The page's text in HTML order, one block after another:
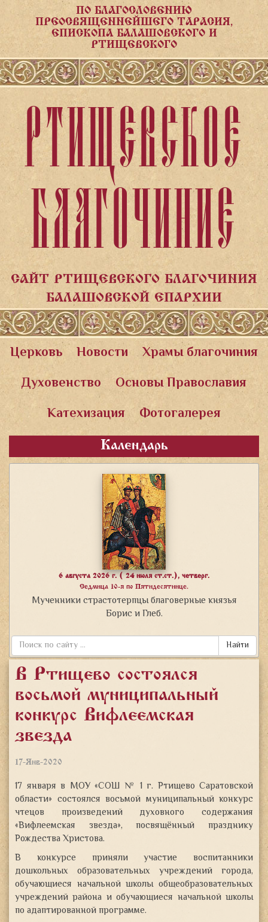
ПО БЛАГОСЛОВЕНИЮ
ПРЕОСВЯЩЕННЕЙШЕГО ТАРАСИЯ,
ЕПИСКОПА БАЛАШОВСКОГО И
РТИЩЕВСКОГО
РТИЩЕВСКОЕ
БЛАГОЧИНИЕ
САЙТ РТИЩЕВСКОГО БЛАГОЧИНИЯ
БАЛАШОВСКОЙ ЕПАРХИИ
Церковь Новости
Храмы благочиния
Духовенство
Основы Православия
Катехизация
Фотогалерея
Календарь
6 августа 2026 г. ( 24 июля ст.ст.), четверг.
Седмица 10-я по Пятидесятнице.
Мученники страстотерпцы благоверные князья
Борис и Глеб.
Найти
В Ртищево состоялся
восьмой муниципальный
конкурс «Вифлеемская
звезда»
17-Янв-2020
17 января в МОУ «СОШ № 1 г. Ртищево Саратовской
области» состоялся восьмой муниципальный конкурс
чтецов произведений духовного содержания
«Вифлеемская звезда», посвящённый празднику
Рождества Христова.
В конкурсе приняли участие воспитанники
дошкольных образовательных учреждений города,
обучающиеся начальной школы общеобразовательных
учреждений района и обучающиеся начальной школы
по адаптированной программе.